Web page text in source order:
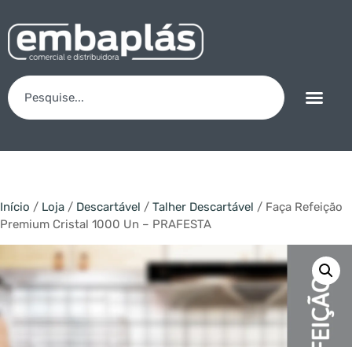
Início / Loja / Descartável / Talher Descartável / Faça Refeição
Premium Cristal 1000 Un – PRAFESTA